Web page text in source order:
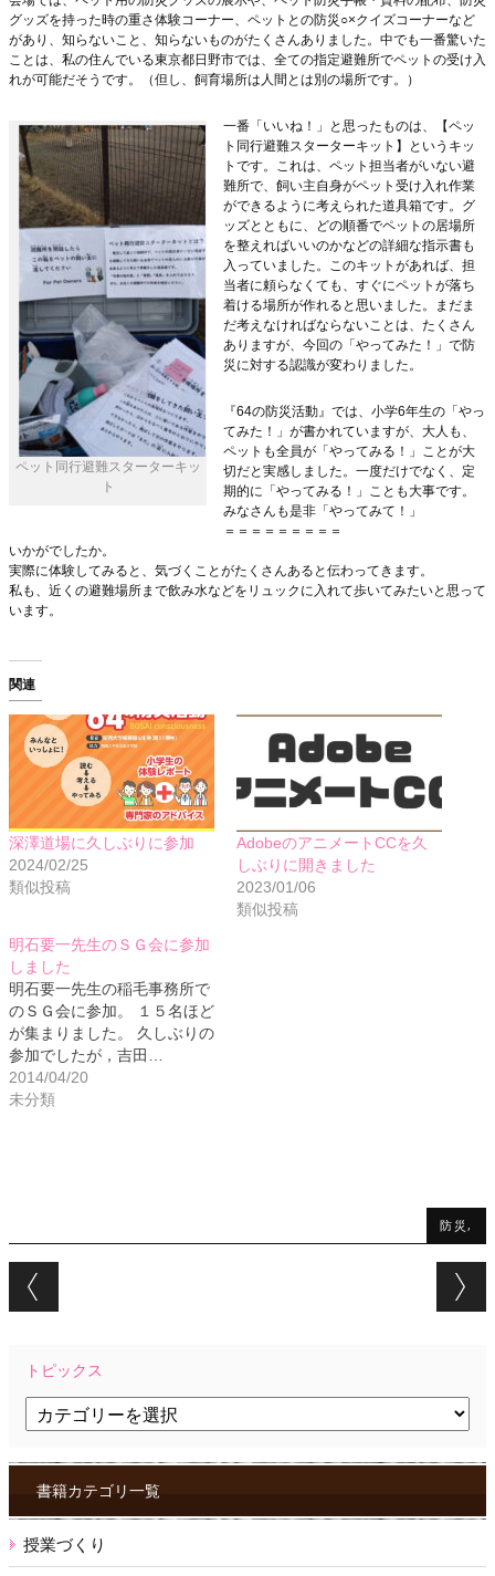
グッズを持った時の重さ体験コーナー、ペットとの防災○×クイズコーナーなど
があり、知らないこと、知らないものがたくさんありました。中でも一番驚いた
ことは、私の住んでいる東京都日野市では、全ての指定避難所でペットの受け入
れが可能だそうです。（但し、飼育場所は人間とは別の場所です。）
ペット同行避難スターターキッ
ト
一番「いいね！」と思ったものは、【ペッ
ト同行避難スターターキット】というキッ
トです。これは、ペット担当者がいない避
難所で、飼い主自身がペット受け入れ作業
ができるように考えられた道具箱です。グ
ッズとともに、どの順番でペットの居場所
を整えればいいのかなどの詳細な指示書も
入っていました。このキットがあれば、担
当者に頼らなくても、すぐにペットが落ち
着ける場所が作れると思いました。まだま
だ考えなければならないことは、たくさん
ありますが、今回の「やってみた！」で防
災に対する認識が変わりました。
『64の防災活動』では、小学6年生の「やっ
てみた！」が書かれていますが、大人も、
ペットも全員が「やってみる！」ことが大
切だと実感しました。一度だけでなく、定
期的に「やってみる！」ことも大事です。
みなさんも是非「やってみて！」
＝＝＝＝＝＝＝＝＝
いかがでしたか。
実際に体験してみると、気づくことがたくさんあると伝わってきます。
私も、近くの避難場所まで飲み水などをリュックに入れて歩いてみたいと思って
います。
関連
深澤道場に久しぶりに参加
2024/02/25
類似投稿
AdobeのアニメートCCを久
しぶりに開きました
2023/01/06
類似投稿
明石要一先生のＳＧ会に参加
しました
明石要一先生の稲毛事務所で
のＳＧ会に参加。 １５名ほど
が集まりました。 久しぶりの
参加でしたが，吉田…
2014/04/20
未分類
防災,
Post navigation
トピックス
ク
ス書籍カテゴリ一覧
授業づくり